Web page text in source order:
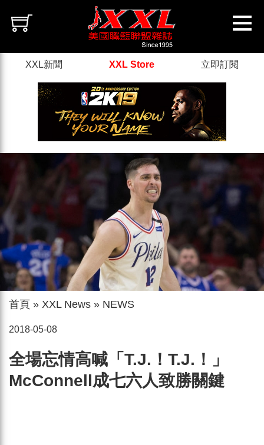
XXL新聞 XXL Store 立即訂閱
首頁 » XXL News » NEWS
2018-05-08
全場忘情高喊「T.J.！T.J.！」
McConnell成七六人致勝關鍵